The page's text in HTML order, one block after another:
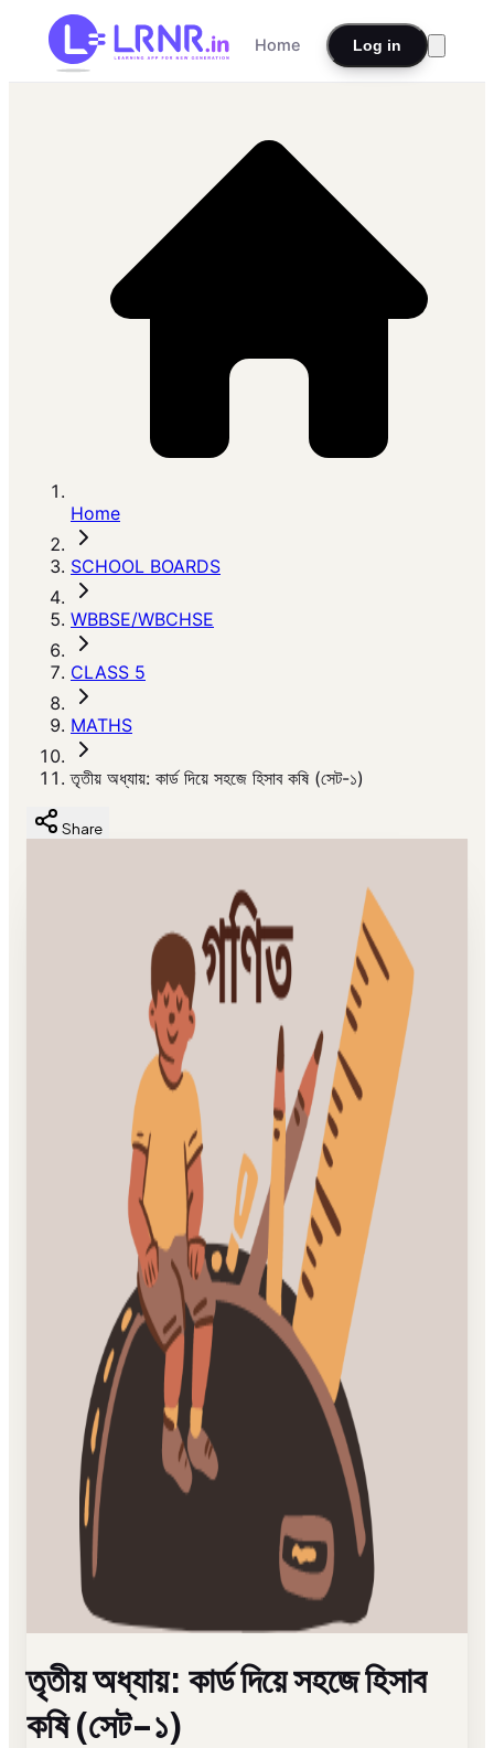
Home Log in
Home
SCHOOL BOARDS
WBBSE/WBCHSE
CLASS 5
MATHS
তৃতীয় অধ্যায়: কার্ড দিয়ে সহজে হিসাব কষি (সেট-১)
Share
তৃতীয় অধ্যায়: কার্ড দিয়ে সহজে হিসাব
কষি (সেট-১)